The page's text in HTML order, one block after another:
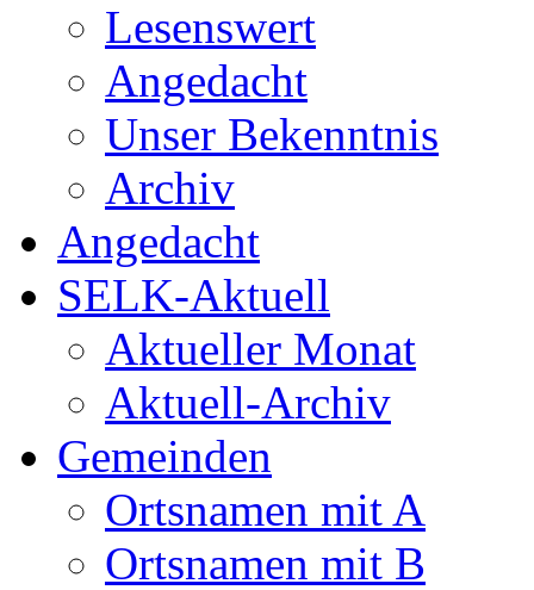
Lesenswert
Angedacht
Unser Bekenntnis
Archiv
Angedacht
SELK-Aktuell
Aktueller Monat
Aktuell-Archiv
Gemeinden
Ortsnamen mit A
Ortsnamen mit B